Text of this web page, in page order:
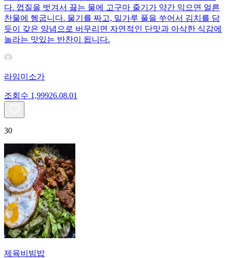
다. 껍질을 벗겨서 끓는 물에 고구마 줄기가 약간 익으면 얼른
찬물에 헹굽니다. 물기를 짜고, 밀가루 풀을 쑤어서 김치를 담
듯이 갖은 양념으로 버무리면 자연적인 단맛과 아삭한 식감에
놀라는 맛있는 반찬이 됩니다.
라임미소가
조회수 1,99926.08.01
30
제육비빔밥